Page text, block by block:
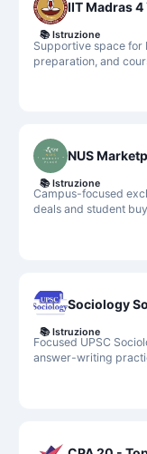
Supportive space for
preparation, and
📚 Istruzione
NUS
Campus-focused
deals and student
📚 Istruzione
Focused UPSC
answer-writing
📚 Istruzione